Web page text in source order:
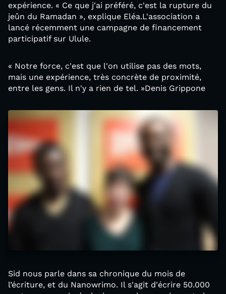
expérience. « Ce que j'ai préféré, c'est la rupture du
jeûn du Ramadan », explique Eléa.L'association a
lancé récemment une campagne de financement
participatif sur Ulule.
« Notre force, c'est que l'on utilise pas des mots,
mais une expérience, très concrète de proximité,
entre les gens. Il n'y a rien de tel. »Denis Grippone
Sid nous parle dans sa chronique du mois de
l’écriture, et du Nanowrimo. Il s'agit d'écrire 50.000